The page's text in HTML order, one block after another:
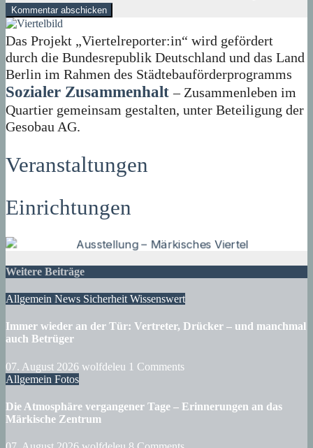
Das Projekt „Viertelreporter:in“ wird gefördert
durch die Bundesrepublik Deutschland und das Land
Berlin im Rahmen des Städtebauförderprogramms
Sozialer Zusammenhalt – Zusammenleben im
Quartier gemeinsam gestalten, unter Beteiligung der
Gesobau AG.
Veranstaltungen
Einrichtungen
Weitere Beiträge
Allgemein News Sicherheit Wissenswert
Immer wieder an der Tür: Vertreter, Drücker – und manchmal
auch Betrüger
07. August 2026 wolfdeleu 1 Comments
Allgemein Fotos
Die Atmosphäre vergangener Tage – Erinnerungen an das
Märkische Zentrum